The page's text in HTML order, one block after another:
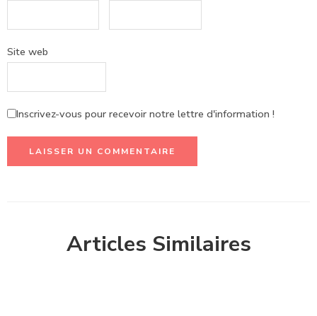
Site web
Inscrivez-vous pour recevoir notre lettre d'information !
Articles Similaires